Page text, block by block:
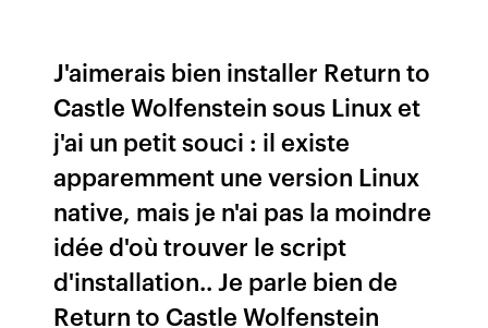
J'aimerais bien installer Return to
Castle Wolfenstein sous Linux et
j'ai un petit souci : il existe
apparemment une version Linux
native, mais je n'ai pas la moindre
idée d'où trouver le script
d'installation.. Je parle bien de
Return to Castle Wolfenstein